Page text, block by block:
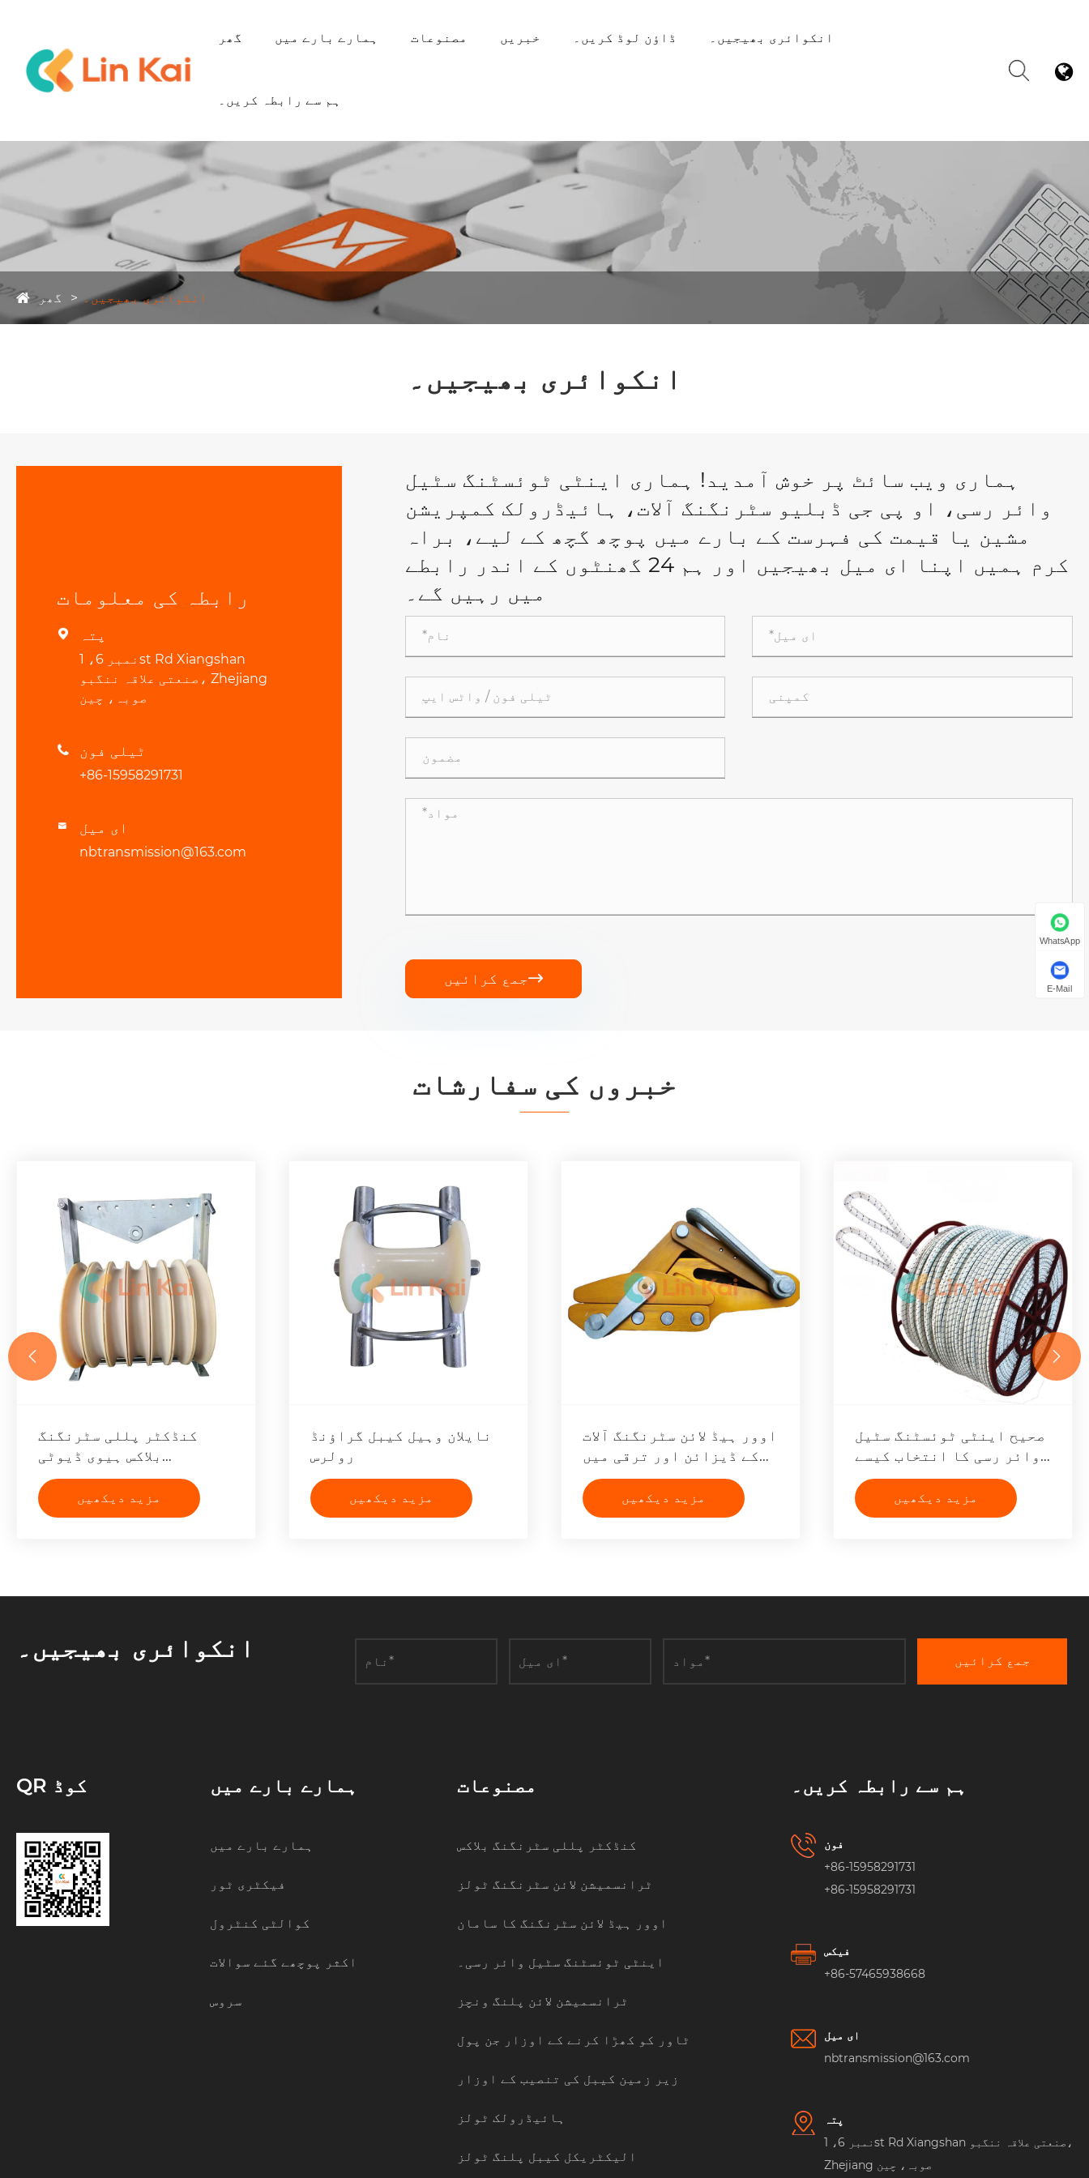
گھر ہمارے بارے میں مصنوعات خبریں ڈاؤن لوڈ کریں۔ انکوائری بھیجیں۔
ہم سے رابطہ کریں۔
گھر انکوائری بھیجیں۔
انکوائری بھیجیں۔
رابطہ کی معلومات
 پتہ
نمبر 6، 1st Rd Xiangshan
صنعتی علاقہ ننگبو، Zhejiang
صوبہ، چین
 ٹیلی فون
+86-15958291731
 ای میل
nbtransmission@163.com
ہماری ویب سائٹ پر خوش آمدید! ہماری اینٹی ٹوئسٹنگ سٹیل
وائر رسی، او پی جی ڈبلیو سٹرنگنگ آلات، ہائیڈرولک کمپریشن
مشین یا قیمت کی فہرست کے بارے میں پوچھ گچھ کے لیے، براہ
کرم ہمیں اپنا ای میل بھیجیں اور ہم 24 گھنٹوں کے اندر رابطے
میں رہیں گے۔
جمع کرائیں
خبروں کی سفارشات
کنڈکٹر پللی سٹرنگنگ
بلاکس ہیوی ڈیوٹی
ٹرانسمیشن لائن سٹرنگنگ
کے لیے کیوں مثالی ہیں؟
مزید دیکھیں
نایلان وہیل کیبل گراؤنڈ
رولرس
مزید دیکھیں
اوور ہیڈ لائن سٹرنگنگ آلات
کے ڈیزائن اور ترقی میں
کیا شامل ہے؟
مزید دیکھیں
صحیح اینٹی ٹوئسٹنگ سٹیل
وائر رسی کا انتخاب کیسے
کریں؟
مزید دیکھیں
 
انکوائری بھیجیں۔ جمع کرائیں
QR کوڈ ہمارے بارے میں
ہمارے بارے میں
فیکٹری ٹور
کوالٹی کنٹرول
اکثر پوچھے گئے سوالات
سروس
مصنوعات
کنڈکٹر پللی سٹرنگنگ بلاکس
ٹرانسمیشن لائن سٹرنگنگ ٹولز
اوور ہیڈ لائن سٹرنگنگ کا سامان
اینٹی ٹوئسٹنگ سٹیل وائر رسی۔
ٹرانسمیشن لائن پلنگ ونچز
ٹاور کو کھڑا کرنے کے اوزار جن پول
زیر زمین کیبل کی تنصیب کے اوزار
ہائیڈرولک ٹولز
الیکٹریکل کیبل پلنگ ٹولز
ہم سے رابطہ کریں۔
فون
+86-15958291731
+86-15958291731
فیکس
+86-57465938668
ای میل
nbtransmission@163.com
پتہ
نمبر 6، 1st Rd Xiangshan صنعتی علاقہ ننگبو،
Zhejiang صوبہ، چین
WhatsApp
E-Mail